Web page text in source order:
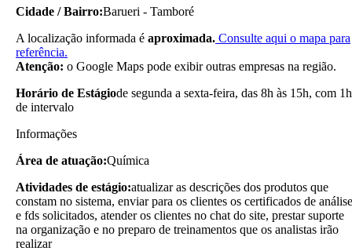
Cidade / Bairro:Barueri - Tamboré
A localização informada é aproximada. Consulte aqui o mapa para
referência.
Atenção: o Google Maps pode exibir outras empresas na região.
Horário de Estágiode segunda a sexta-feira, das 8h às 15h, com 1h
de intervalo
Informações
Área de atuação:Química
Atividades de estágio:atualizar as descrições dos produtos que
constam no sistema, enviar para os clientes os certificados de análise
e fds solicitados, atender os clientes no chat do site, prestar suporte
na organização e no preparo de treinamentos que os analistas irão
realizar